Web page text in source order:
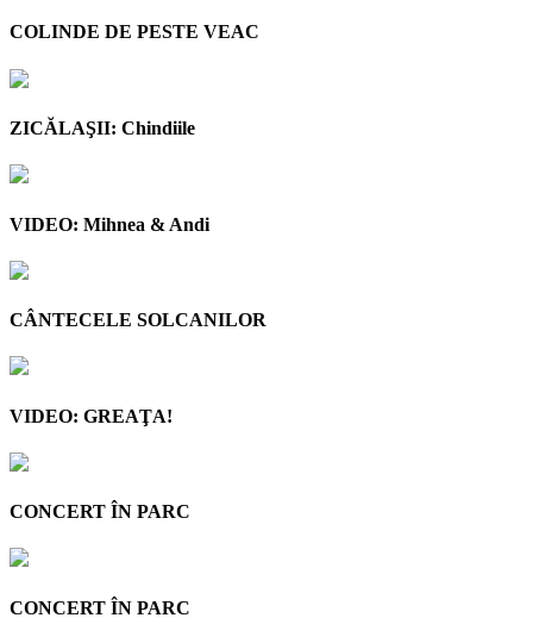
COLINDE DE PESTE VEAC
ZICĂLAŞII: Chindiile
VIDEO: Mihnea & Andi
CÂNTECELE SOLCANILOR
VIDEO: GREAŢA!
CONCERT ÎN PARC
CONCERT ÎN PARC